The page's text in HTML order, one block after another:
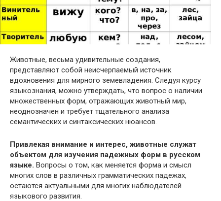
Животные, весьма удивительные создания,
представляют собой неисчерпаемый источник
вдохновения для мирного земевладения. Следуя курсу
языкознания, можно утверждать, что вопрос о наличии
множественных форм, отражающих животный мир,
неоднозначен и требует тщательного анализа
семантических и синтаксических нюансов.
Привлекая внимание и интерес, животные служат
объектом для изучения падежных форм в русском
языке. Вопросы о том, как меняется форма и смысл
многих слов в различных грамматических падежах,
остаются актуальными для многих наблюдателей
языкового развития.